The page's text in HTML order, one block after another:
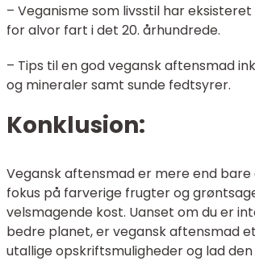
– Veganisme som livsstil har
for alvor fart i det 20. århundrede.
– Tips til en god vegansk aftensmad
og mineraler samt sunde fedtsyrer.
Konklusion:
Vegansk aftensmad er mere end
fokus på farverige frugter og
velsmagende kost. Uanset om du er
bedre planet, er vegansk aftensmad
utallige opskriftsmuligheder og lad